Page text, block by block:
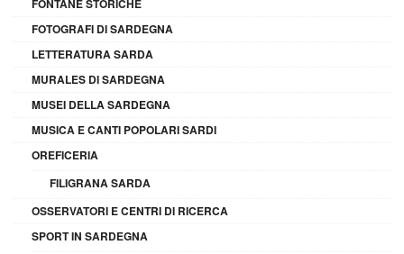
FONTANE STORICHE
FOTOGRAFI DI SARDEGNA
LETTERATURA SARDA
MURALES DI SARDEGNA
MUSEI DELLA SARDEGNA
MUSICA E CANTI POPOLARI SARDI
OREFICERIA
FILIGRANA SARDA
OSSERVATORI E CENTRI DI RICERCA
SPORT IN SARDEGNA